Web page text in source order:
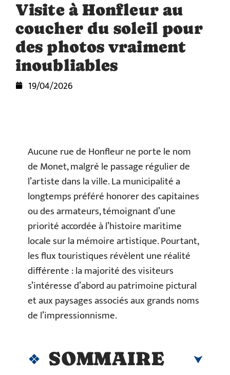
Visite à Honfleur au
coucher du soleil pour
des photos vraiment
inoubliables
19/04/2026
Aucune rue de Honfleur ne porte le nom
de Monet, malgré le passage régulier de
l’artiste dans la ville. La municipalité a
longtemps préféré honorer des capitaines
ou des armateurs, témoignant d’une
priorité accordée à l’histoire maritime
locale sur la mémoire artistique. Pourtant,
les flux touristiques révèlent une réalité
différente : la majorité des visiteurs
s’intéresse d’abord au patrimoine pictural
et aux paysages associés aux grands noms
de l’impressionnisme.
SOMMAIRE